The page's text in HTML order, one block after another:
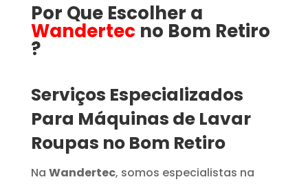
Por Que Escolher a
Wandertec no Bom Retiro​​​
?
Serviços Especializados
Para Máquinas de Lavar
Roupas no Bom Retiro
Na Wandertec, somos especialistas na